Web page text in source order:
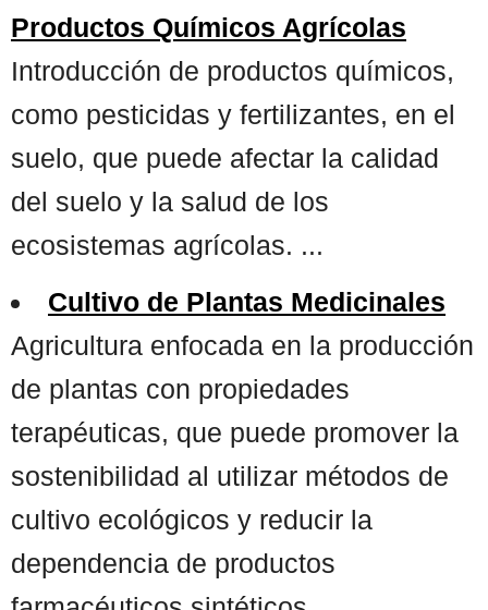
Productos Químicos Agrícolas
Introducción de productos químicos,
como pesticidas y fertilizantes, en el
suelo, que puede afectar la calidad
del suelo y la salud de los
ecosistemas agrícolas. ...
Cultivo de Plantas Medicinales
Agricultura enfocada en la producción
de plantas con propiedades
terapéuticas, que puede promover la
sostenibilidad al utilizar métodos de
cultivo ecológicos y reducir la
dependencia de productos